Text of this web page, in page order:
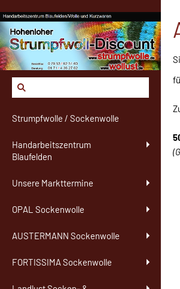
Strumpfwolle / Sockenwolle
Handarbeitszentrum
Blaufelden
Unsere Markttermine
OPAL Sockenwolle
AUSTERMANN Sockenwolle
FORTISSIMA Sockenwolle